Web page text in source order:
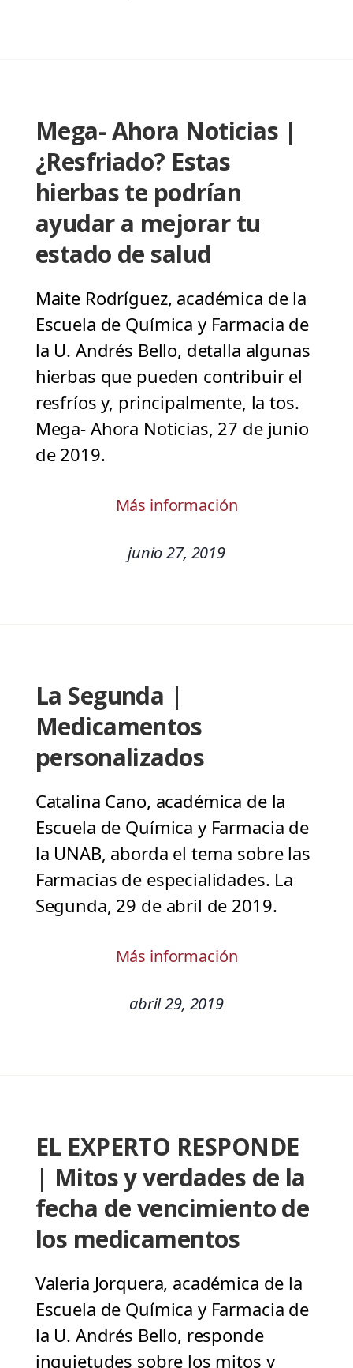
Mega- Ahora Noticias |
¿Resfriado? Estas
hierbas te podrían
ayudar a mejorar tu
estado de salud
Maite Rodríguez, académica de la
Escuela de Química y Farmacia de
la U. Andrés Bello, detalla algunas
hierbas que pueden contribuir el
resfríos y, principalmente, la tos.
Mega- Ahora Noticias, 27 de junio
de 2019.
Más información
junio 27, 2019
La Segunda |
Medicamentos
personalizados
Catalina Cano, académica de la
Escuela de Química y Farmacia de
la UNAB, aborda el tema sobre las
Farmacias de especialidades. La
Segunda, 29 de abril de 2019.
Más información
abril 29, 2019
EL EXPERTO RESPONDE
| Mitos y verdades de la
fecha de vencimiento de
los medicamentos
Valeria Jorquera, académica de la
Escuela de Química y Farmacia de
la U. Andrés Bello, responde
inquietudes sobre los mitos y